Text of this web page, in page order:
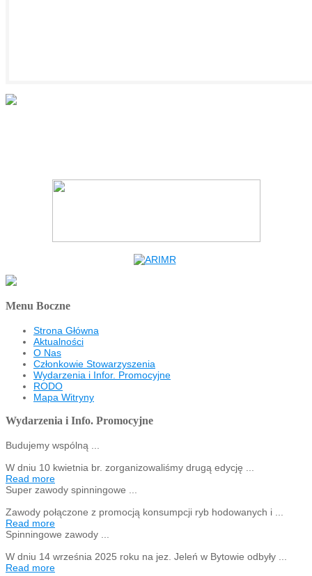
Menu Boczne
Strona Główna
Aktualności
O Nas
Członkowie Stowarzyszenia
Wydarzenia i Infor. Promocyjne
RODO
Mapa Witryny
Wydarzenia i Info. Promocyjne
Budujemy wspólną ...
W dniu 10 kwietnia br. zorganizowaliśmy drugą edycję ...
Read more
Super zawody spinningowe ...
Zawody połączone z promocją konsumpcji ryb hodowanych i ...
Read more
Spinningowe zawody ...
W dniu 14 września 2025 roku na jez. Jeleń w Bytowie odbyły ...
Read more